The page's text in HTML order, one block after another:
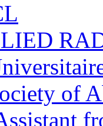
of